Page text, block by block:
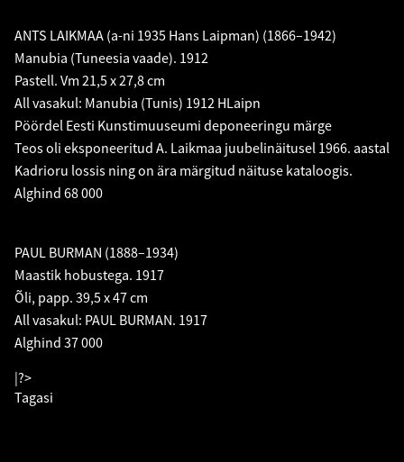
ANTS LAIKMAA (a-ni 1935 Hans Laipman) (1866–1942)
Manubia (Tuneesia vaade). 1912
Pastell. Vm 21,5 x 27,8 cm
All vasakul: Manubia (Tunis) 1912 HLaipn
Pöördel Eesti Kunstimuuseumi deponeeringu märge
Teos oli eksponeeritud A. Laikmaa juubelinäitusel 1966. aastal
Kadrioru lossis ning on ära märgitud näituse kataloogis.
Alghind 68 000
PAUL BURMAN (1888–1934)
Maastik hobustega. 1917
Õli, papp. 39,5 x 47 cm
All vasakul: PAUL BURMAN. 1917
Alghind 37 000
|?>
Tagasi